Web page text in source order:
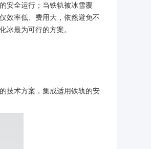
安全运行；当铁轨被冰雪覆
效率低、费用大，依然避免不
冰最为可行的方案。
技术方案，集成适用铁轨的安